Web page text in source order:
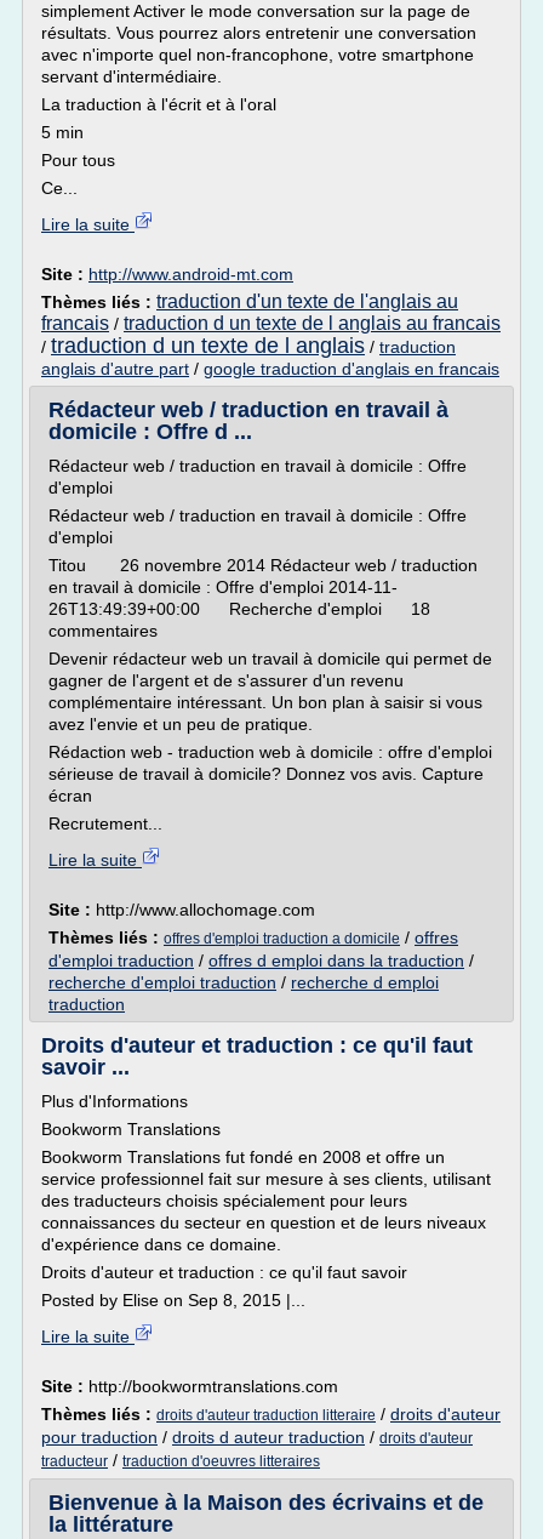
simplement Activer le mode conversation sur la page de
résultats. Vous pourrez alors entretenir une conversation
avec n'importe quel non-francophone, votre smartphone
servant d'intermédiaire.
La traduction à l'écrit et à l'oral
5 min
Pour tous
Ce...
Lire la suite
Site : http://www.android-mt.com
Thèmes liés : traduction d'un texte de l'anglais au
francais / traduction d un texte de l anglais au francais
/ traduction d un texte de l anglais / traduction
anglais d'autre part / google traduction d'anglais en francais
Rédacteur web / traduction en travail à
domicile : Offre d ...
Rédacteur web / traduction en travail à domicile : Offre
d'emploi
Rédacteur web / traduction en travail à domicile : Offre
d'emploi
Titou 26 novembre 2014 Rédacteur web / traduction
en travail à domicile : Offre d'emploi 2014-11-
26T13:49:39+00:00 Recherche d'emploi 18
commentaires
Devenir rédacteur web un travail à domicile qui permet de
gagner de l'argent et de s'assurer d'un revenu
complémentaire intéressant. Un bon plan à saisir si vous
avez l'envie et un peu de pratique.
Rédaction web - traduction web à domicile : offre d'emploi
sérieuse de travail à domicile? Donnez vos avis. Capture
écran
Recrutement...
Lire la suite
Site : http://www.allochomage.com
Thèmes liés : offres d'emploi traduction a domicile / offres
d'emploi traduction / offres d emploi dans la traduction /
recherche d'emploi traduction / recherche d emploi
traduction
Droits d'auteur et traduction : ce qu'il faut
savoir ...
Plus d'Informations
Bookworm Translations
Bookworm Translations fut fondé en 2008 et offre un
service professionnel fait sur mesure à ses clients, utilisant
des traducteurs choisis spécialement pour leurs
connaissances du secteur en question et de leurs niveaux
d'expérience dans ce domaine.
Droits d'auteur et traduction : ce qu'il faut savoir
Posted by Elise on Sep 8, 2015 |...
Lire la suite
Site : http://bookwormtranslations.com
Thèmes liés : droits d'auteur traduction litteraire / droits d'auteur
pour traduction / droits d auteur traduction / droits d'auteur
traducteur / traduction d'oeuvres litteraires
Bienvenue à la Maison des écrivains et de
la littérature